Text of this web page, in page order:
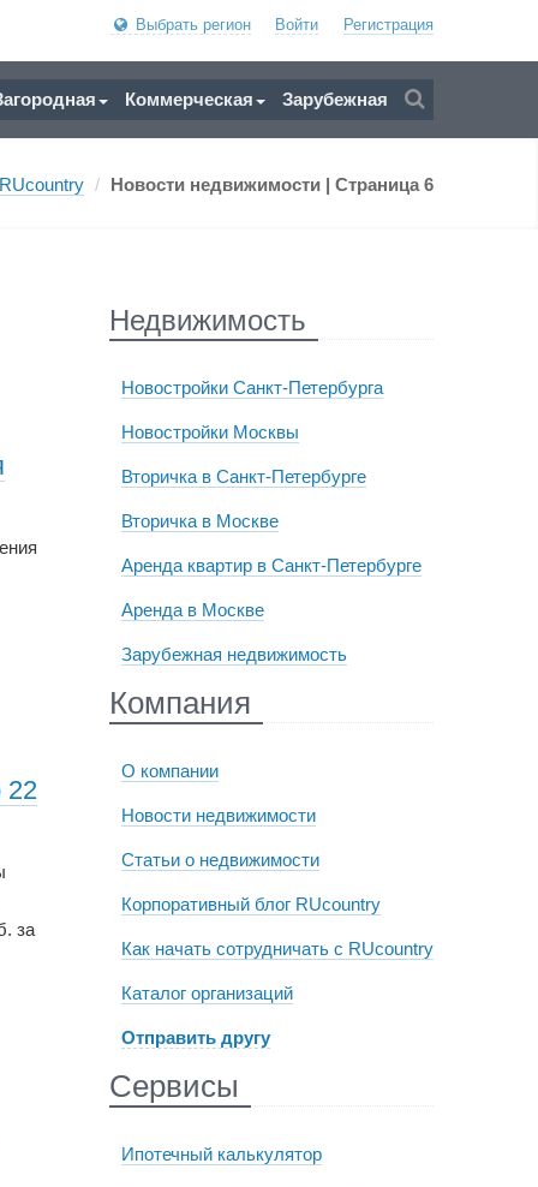
Выбрать регион Войти Регистрация
Коммерческая Зарубежная
RUcountry / Новости недвижимости | Страница 6
22
за
Недвижимость
Новостройки Санкт-Петербурга
Новостройки Москвы
Вторичка в Санкт-Петербурге
Вторичка в Москве
Аренда квартир в Санкт-Петербурге
Аренда в Москве
Зарубежная недвижимость
Компания
О компании
Новости недвижимости
Статьи о недвижимости
Корпоративный блог RUcountry
Как начать сотрудничать с RUcountry
Каталог организаций
Отправить другу
Сервисы
Ипотечный калькулятор